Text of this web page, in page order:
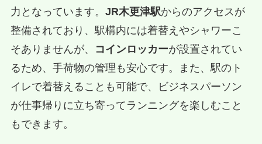
力となっています。 JR木更津駅からのアクセスが
整備されており、駅構内には着替えやシャワーこ
そありませんが、
コインロッカーが設置されてい
るため、手荷物の管理も安心です。また、駅のト
イレで着替えることも可能で、ビジネスパーソン
が仕事帰りに立ち寄ってランニングを楽しむこと
もできます。